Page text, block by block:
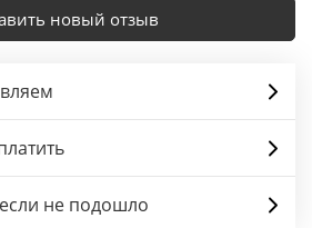
новый отзыв
не подошло